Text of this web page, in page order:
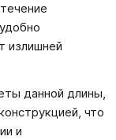
излишней
данной длины,
что
и